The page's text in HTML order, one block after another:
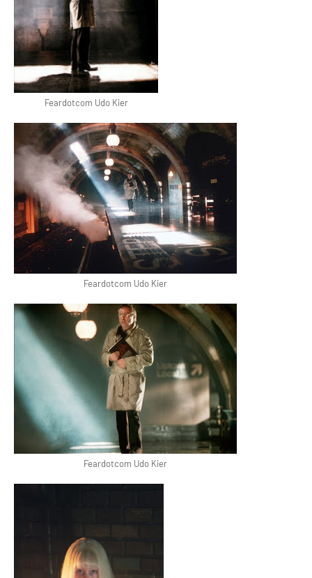
Feardotcom Udo Kier
Feardotcom Udo Kier
Feardotcom Udo Kier